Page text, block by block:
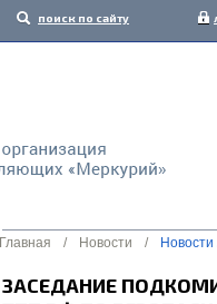
поиск по сайту
Главная / Новости /
ЗАСЕДАНИЕ